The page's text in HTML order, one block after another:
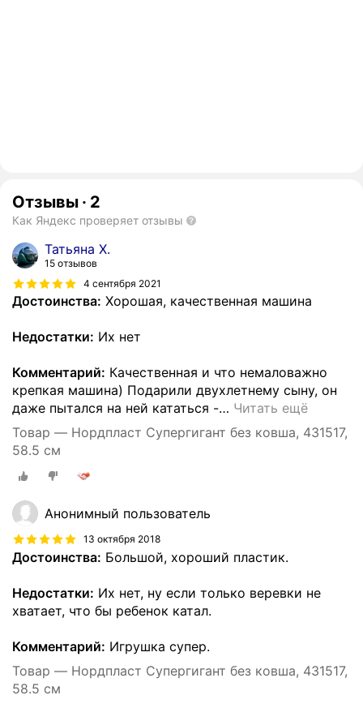
Отзывы · 2
Как Яндекс проверяет отзывы
Татьяна Х.
15 отзывов
4 сентября 2021
Достоинства: Хорошая, качественная машина
Недостатки: Их нет
Комментарий: Качественная и что немаловажно
крепкая машина) Подарили двухлетнему сыну, он
даже пытался на ней кататься -… Читать ещё
Товар — Нордпласт Супергигант без ковша, 431517,
58.5 см
Анонимный пользователь
13 октября 2018
Достоинства: Большой, хороший пластик.
Недостатки: Их нет, ну если только веревки не
хватает, что бы ребенок катал.
Комментарий: Игрушка супер.
Товар — Нордпласт Супергигант без ковша, 431517,
58.5 см